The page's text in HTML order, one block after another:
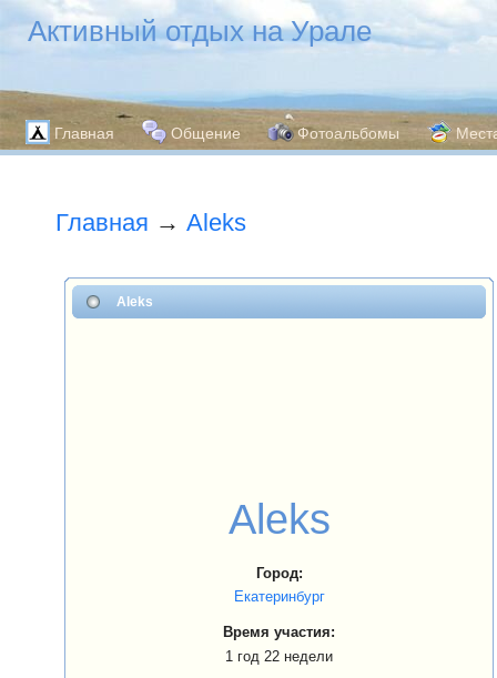
Активный отдых на Урале
Главная Общение Фотоальбомы
Главная → Aleks
Aleks
Aleks
Город:
Екатеринбург
Время участия:
1 год 22 недели